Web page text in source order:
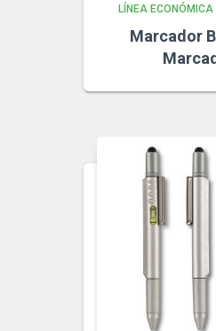
LÍNEA ECONÓMICA
Marcador